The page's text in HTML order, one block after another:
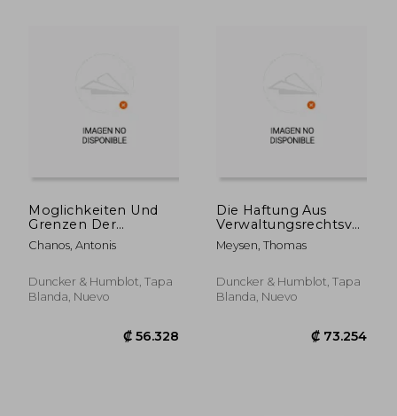
Moglichkeiten Und
Grenzen Der
Befristung
Parlamentarischer
Alemán)
Chanos, Antonis
Duncker & Humblot, Tapa
Blanda, Nuevo
Die Haftung Aus
Zugleich Ein Beitrag
Zur Figur Des
Schuldverhaltnisses
(en Alemán)
Meysen, Thomas
Duncker & Humblot, Tapa
Blanda, Nuevo